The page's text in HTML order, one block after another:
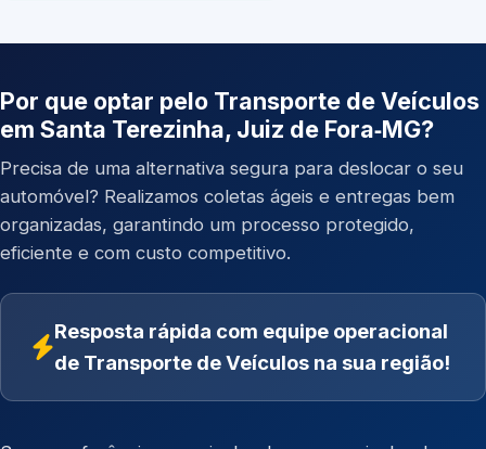
Por que optar pelo Transporte de Veículos
em Santa Terezinha, Juiz de Fora‑MG?
Precisa de uma alternativa segura para deslocar o seu
automóvel? Realizamos coletas ágeis e entregas bem
organizadas, garantindo um processo protegido,
eficiente e com custo competitivo.
Resposta rápida com equipe operacional
de Transporte de Veículos na sua região!